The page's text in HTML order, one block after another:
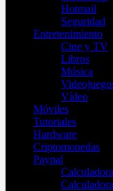
Hotmail
Seguridad
Entretenimiento
Cine y TV
Libros
Música
Vídeo
Móviles
Tutoriales
Hardware
Criptomonedas
Paypal